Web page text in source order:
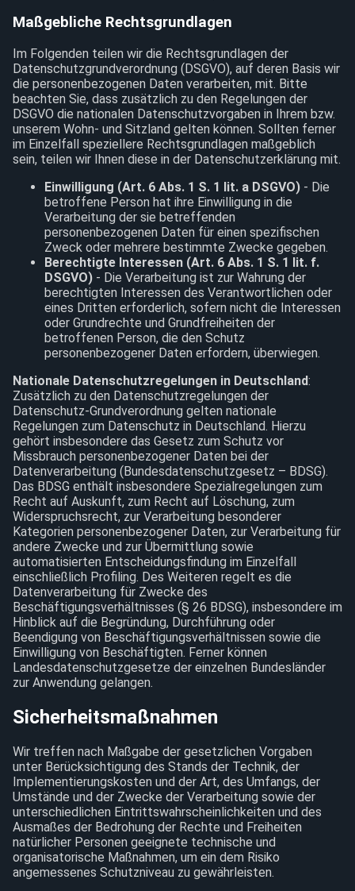
Maßgebliche Rechtsgrundlagen
Im Folgenden teilen wir die Rechtsgrundlagen der
Datenschutzgrundverordnung (DSGVO), auf deren Basis wir
die personenbezogenen Daten verarbeiten, mit. Bitte
beachten Sie, dass zusätzlich zu den Regelungen der
DSGVO die nationalen Datenschutzvorgaben in Ihrem bzw.
unserem Wohn- und Sitzland gelten können. Sollten ferner
im Einzelfall speziellere Rechtsgrundlagen maßgeblich
sein, teilen wir Ihnen diese in der Datenschutzerklärung mit.
Einwilligung (Art. 6 Abs. 1 S. 1 lit. a DSGVO) - Die
betroffene Person hat ihre Einwilligung in die
Verarbeitung der sie betreffenden
personenbezogenen Daten für einen spezifischen
Zweck oder mehrere bestimmte Zwecke gegeben.
Berechtigte Interessen (Art. 6 Abs. 1 S. 1 lit. f.
DSGVO) - Die Verarbeitung ist zur Wahrung der
berechtigten Interessen des Verantwortlichen oder
eines Dritten erforderlich, sofern nicht die Interessen
oder Grundrechte und Grundfreiheiten der
betroffenen Person, die den Schutz
personenbezogener Daten erfordern, überwiegen.
Nationale Datenschutzregelungen in Deutschland:
Zusätzlich zu den Datenschutzregelungen der
Datenschutz-Grundverordnung gelten nationale
Regelungen zum Datenschutz in Deutschland. Hierzu
gehört insbesondere das Gesetz zum Schutz vor
Missbrauch personenbezogener Daten bei der
Datenverarbeitung (Bundesdatenschutzgesetz – BDSG).
Das BDSG enthält insbesondere Spezialregelungen zum
Recht auf Auskunft, zum Recht auf Löschung, zum
Widerspruchsrecht, zur Verarbeitung besonderer
Kategorien personenbezogener Daten, zur Verarbeitung für
andere Zwecke und zur Übermittlung sowie
automatisierten Entscheidungsfindung im Einzelfall
einschließlich Profiling. Des Weiteren regelt es die
Datenverarbeitung für Zwecke des
Beschäftigungsverhältnisses (§ 26 BDSG), insbesondere im
Hinblick auf die Begründung, Durchführung oder
Beendigung von Beschäftigungsverhältnissen sowie die
Einwilligung von Beschäftigten. Ferner können
Landesdatenschutzgesetze der einzelnen Bundesländer
zur Anwendung gelangen.
Sicherheitsmaßnahmen
Wir treffen nach Maßgabe der gesetzlichen Vorgaben
unter Berücksichtigung des Stands der Technik, der
Implementierungskosten und der Art, des Umfangs, der
Umstände und der Zwecke der Verarbeitung sowie der
unterschiedlichen Eintrittswahrscheinlichkeiten und des
Ausmaßes der Bedrohung der Rechte und Freiheiten
natürlicher Personen geeignete technische und
organisatorische Maßnahmen, um ein dem Risiko
angemessenes Schutzniveau zu gewährleisten.